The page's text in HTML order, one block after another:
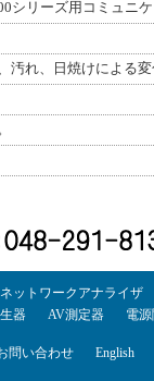
シリーズ用コミュ
汚れ、日焼けによる
ネットワークアナライザ
器 AV測定器 電
問い合わせ English